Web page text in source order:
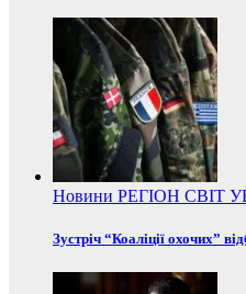
Новини РЕГІОН СВІТ
Зустріч “Коаліції охочих”